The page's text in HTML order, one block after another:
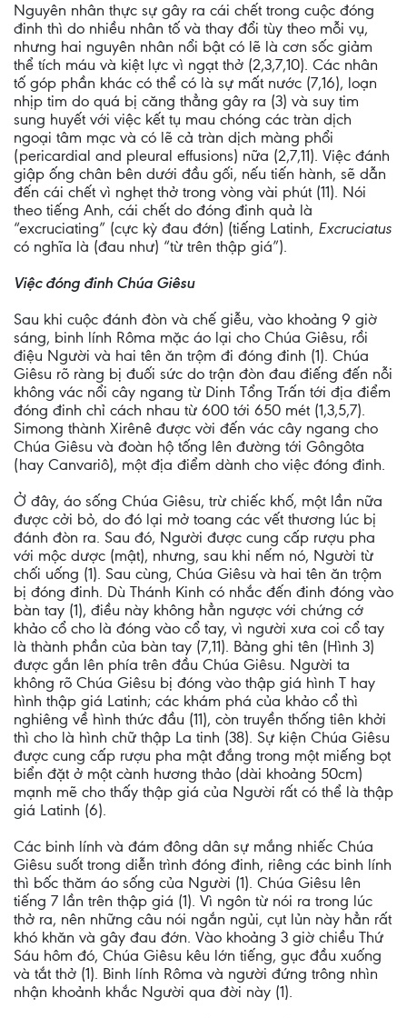
Nguyên nhân thực sự gây ra cái chết trong cuộc đóng
đinh thì do nhiều nhân tố và thay đổi tùy theo mỗi vụ,
nhưng hai nguyên nhân nổi bật có lẽ là cơn sốc giảm
thể tích máu và kiệt lực vì ngạt thở (2,3,7,10). Các nhân
tố góp phần khác có thể có là sự mất nước (7,16), loạn
nhịp tim do quá bị căng thẳng gây ra (3) và suy tim
sung huyết với việc kết tụ mau chóng các tràn dịch
ngoại tâm mạc và có lẽ cả tràn dịch màng phổi
(pericardial and pleural effusions) nữa (2,7,11). Việc đánh
giập ống chân bên dưới đầu gối, nếu tiến hành, sẽ dẫn
đến cái chết vì nghẹt thở trong vòng vài phút (11). Nói
theo tiếng Anh, cái chết do đóng đinh quả là
“excruciating” (cực kỳ đau đớn) (tiếng Latinh, Excruciatus
có nghĩa là (đau như) “từ trên thập giá”).
Việc đóng đinh Chúa Giêsu
Sau khi cuộc đánh đòn và chế giễu, vào khoảng 9 giờ
sáng, binh lính Rôma mặc áo lại cho Chúa Giêsu, rồi
điệu Người và hai tên ăn trộm đi đóng đinh (1). Chúa
Giêsu rõ ràng bị đuối sức do trận đòn đau điếng đến nỗi
không vác nổi cây ngang từ Dinh Tổng Trấn tới địa điểm
đóng đinh chỉ cách nhau từ 600 tới 650 mét (1,3,5,7).
Simong thành Xirênê được vời đến vác cây ngang cho
Chúa Giêsu và đoàn hộ tống lên đường tới Gôngôta
(hay Canvariô), một địa điểm dành cho việc đóng đinh.
Ở đây, áo sống Chúa Giêsu, trừ chiếc khố, một lần nữa
được cởi bỏ, do đó lại mở toang các vết thương lúc bị
đánh đòn ra. Sau đó, Người được cung cấp rượu pha
với mộc dược (mật), nhưng, sau khi nếm nó, Người từ
chối uống (1). Sau cùng, Chúa Giêsu và hai tên ăn trộm
bị đóng đinh. Dù Thánh Kinh có nhắc đến đinh đóng vào
bàn tay (1), điều này không hẳn ngược với chứng cớ
khảo cổ cho là đóng vào cổ tay, vì người xưa coi cổ tay
là thành phần của bàn tay (7,11). Bảng ghi tên (Hình 3)
được gắn lên phía trên đầu Chúa Giêsu. Người ta
không rõ Chúa Giêsu bị đóng vào thập giá hình T hay
hình thập giá Latinh; các khám phá của khảo cổ thì
nghiêng về hình thức đầu (11), còn truyền thống tiên khởi
thì cho là hình chữ thập La tinh (38). Sự kiện Chúa Giêsu
được cung cấp rượu pha mật đắng trong một miếng bọt
biển đặt ở một cành hương thảo (dài khoảng 50cm)
mạnh mẽ cho thấy thập giá của Người rất có thể là thập
giá Latinh (6).
Các binh lính và đám đông dân sự mắng nhiếc Chúa
Giêsu suốt trong diễn trình đóng đinh, riêng các binh lính
thì bốc thăm áo sống của Người (1). Chúa Giêsu lên
tiếng 7 lần trên thập giá (1). Vì ngôn từ nói ra trong lúc
thở ra, nên những câu nói ngắn ngủi, cụt lủn này hẳn rất
khó khăn và gây đau đớn. Vào khoảng 3 giờ chiều Thứ
Sáu hôm đó, Chúa Giêsu kêu lớn tiếng, gục đầu xuống
và tắt thở (1). Binh lính Rôma và người đứng trông nhìn
nhận khoảnh khắc Người qua đời này (1).